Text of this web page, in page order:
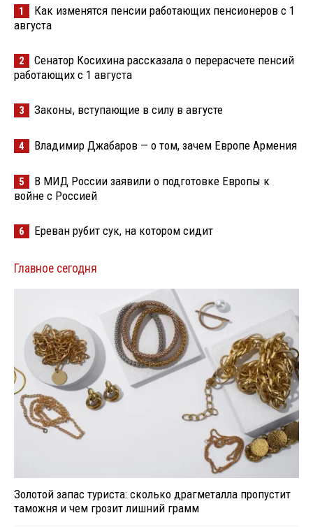
1
Как изменятся пенсии работающих пенсионеров с 1
августа
2
Сенатор Косихина рассказала о перерасчете пенсий
работающих с 1 августа
3 Законы, вступающие в силу в августе
4 Владимир Джабаров — о том, зачем Европе Армения
5
В МИД России заявили о подготовке Европы к
войне с Россией
6 Ереван рубит сук, на котором сидит
Главное сегодня
Золотой запас туриста: сколько драгметалла пропустит
таможня и чем грозит лишний грамм